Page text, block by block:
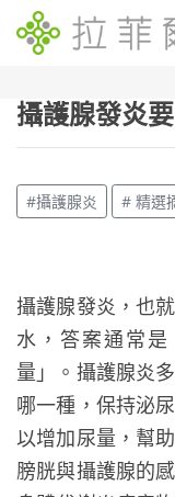
攝護腺發炎
#攝護腺炎 # 精選
攝護腺發炎，也
水，答案通常
量」。攝護腺炎
哪一種，保持泌
以增加尿量，幫
膀胱與攝護腺的